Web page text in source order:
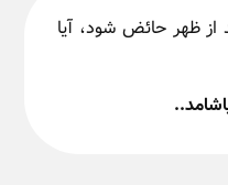
از ظهر حائض شود، آیا